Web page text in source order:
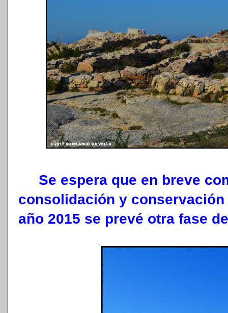
Se espera que en breve
consolidación y
año 2015 se prevé otra fase